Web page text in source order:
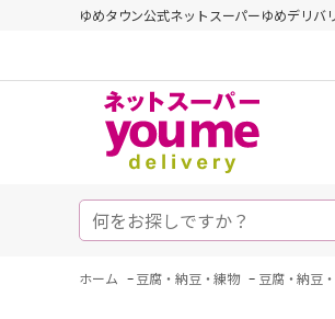
ゆめタウン公式ネットスーパーゆめデリバ
ホーム - 豆腐・納豆・練物 - 豆腐・納豆